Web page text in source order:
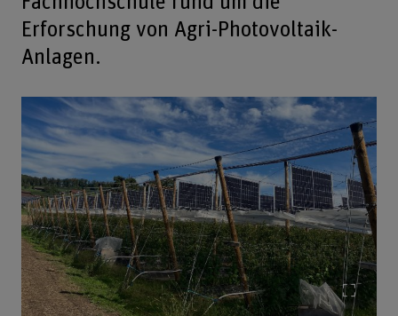
Erforschung von Agri-Photovoltaik-
Anlagen.
Bild